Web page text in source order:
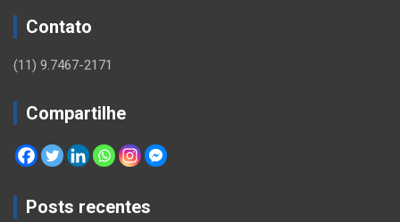
Contato
(11) 9.7467-2171
Compartilhe
Posts recentes